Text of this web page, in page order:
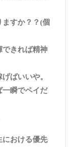
ますか？？(個
できれば精神
ばいいや。
一瞬でペイだ
おける優先